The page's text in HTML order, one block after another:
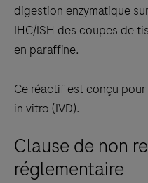
digestion enzymatique
IHC/ISH des coupes de
en paraffine.
Ce réactif est conçu
in vitro (IVD).
Clause de non
réglementaire